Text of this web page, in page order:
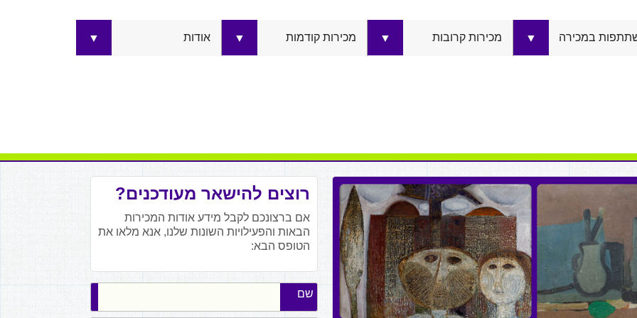
במכירה ▼ מכירות קרובות ▼ מכירות קודמות ▼ אודות ▼
רוצים להישאר מעודכנים?
אם ברצונכם לקבל מידע אודות המכירות
הבאות והפעילויות השונות שלנו, אנא מלאו את
הטופס הבא:
שם